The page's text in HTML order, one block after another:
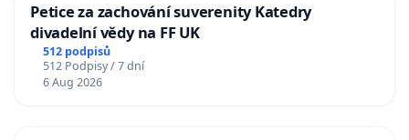
Petice za zachování suverenity Katedry
divadelní vědy na FF UK
512 podpisů
512 Podpisy / 7 dní
6 Aug 2026